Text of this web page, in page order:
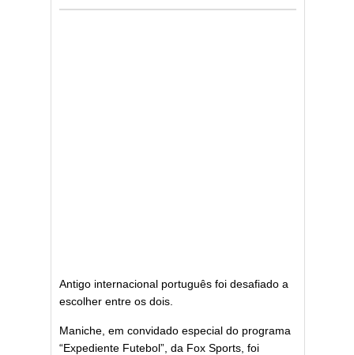
Antigo internacional português foi desafiado a
escolher entre os dois.
Maniche, em convidado especial do programa
“Expediente Futebol”, da Fox Sports, foi